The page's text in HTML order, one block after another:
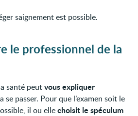
saignement est possible.
le professionnel de la
santé peutvous expliquer
se passer. Pour que l’examen soit le
il ou ellechoisit le spéculum